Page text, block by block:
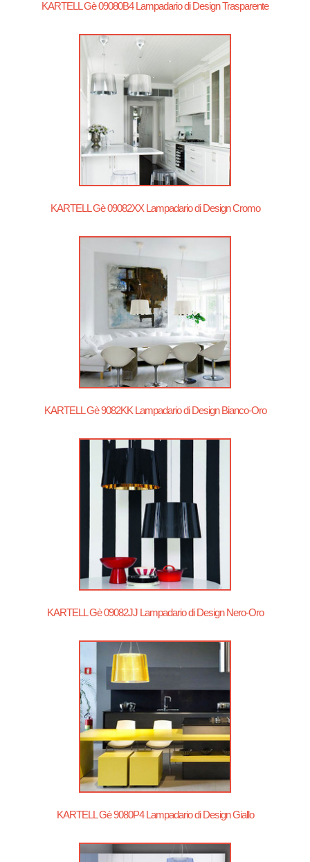
KARTELL Gè 09080B4 Lampadario di Design Trasparente
KARTELL Gè 09082XX Lampadario di Design Cromo
KARTELL Gè 9082KK Lampadario di Design Bianco-Oro
KARTELL Gè 09082JJ Lampadario di Design Nero-Oro
KARTELL Gè 9080P4 Lampadario di Design Giallo